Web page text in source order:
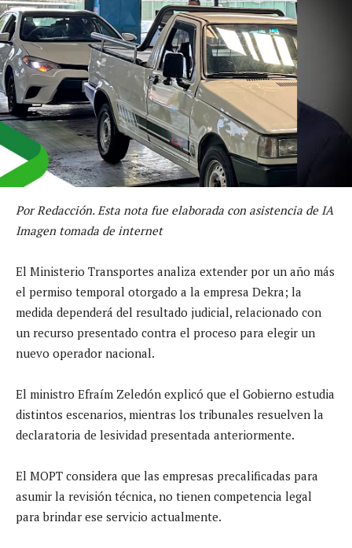
Por Redacción. Esta nota fue elaborada con asistencia de IA
Imagen tomada de internet
El Ministerio Transportes analiza extender por un año más
el permiso temporal otorgado a la empresa Dekra; la
medida dependerá del resultado judicial, relacionado con
un recurso presentado contra el proceso para elegir un
nuevo operador nacional.
El ministro Efraím Zeledón explicó que el Gobierno estudia
distintos escenarios, mientras los tribunales resuelven la
declaratoria de lesividad presentada anteriormente.
El MOPT considera que las empresas precalificadas para
asumir la revisión técnica, no tienen competencia legal
para brindar ese servicio actualmente.